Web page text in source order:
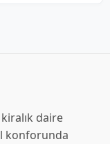
daire
konforunda